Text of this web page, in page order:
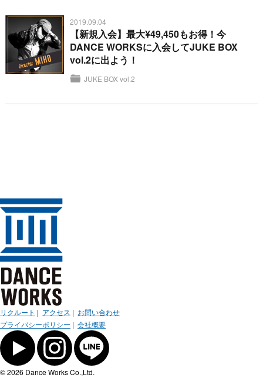
2019.09.04
【新規入会】最大¥49,450もお得！今
DANCE WORKSに入会してJUKE BOX
vol.2に出よう！
JUKE BOX vol.2
リクルート | アクセス | お問い合わせ
プライバシーポリシー | 会社概要
© 2026 Dance Works Co.,Ltd.